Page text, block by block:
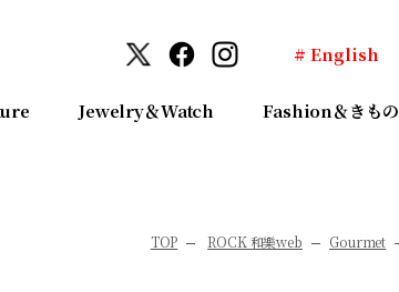
# English
Jewelry＆Watch Fashion＆きもの
TOP ROCK 和樂web Gourmet